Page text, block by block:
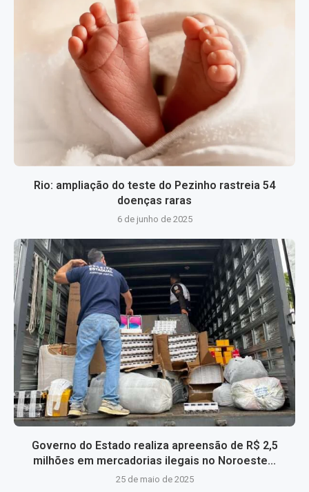
Rio: ampliação do teste do Pezinho rastreia 54
doenças raras
6 de junho de 2025
Governo do Estado realiza apreensão de R$ 2,5
milhões em mercadorias ilegais no Noroeste...
25 de maio de 2025